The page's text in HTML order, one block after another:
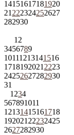
14151617181920
21 222324252627
282930
1 2
3456789
10111213141516
1718192021 2223
24252627282930
31
1 234
567891011
12131415161718
192021 22232425
2627282930